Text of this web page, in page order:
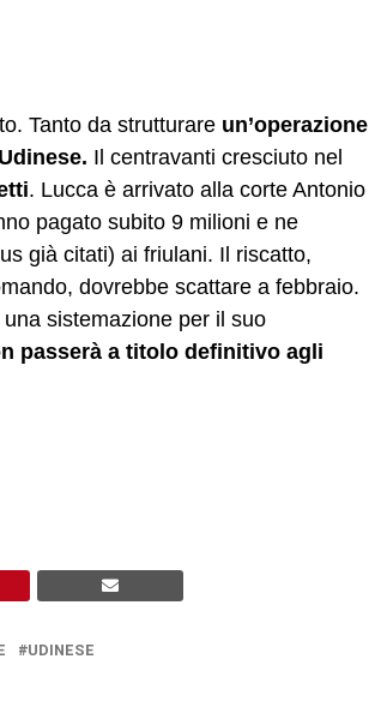
Tanto da strutturare un’operazione
Il centravanti cresciuto nel
. Lucca è arrivato alla corte Antonio
pagato subito 9 milioni e ne
già citati) ai friulani. Il riscatto,
dovrebbe scattare a febbraio.
sistemazione per il suo
passerà a titolo definitivo agli
UDINESE